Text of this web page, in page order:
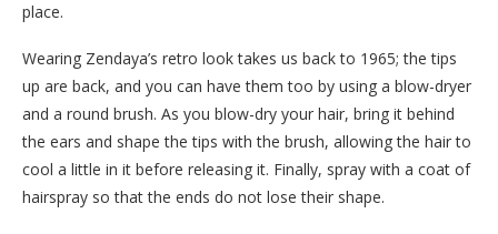
place.
Wearing Zendaya’s retro look takes us back to 1965; the tips
up are back, and you can have them too by using a blow-dryer
and a round brush. As you blow-dry your hair, bring it behind
the ears and shape the tips with the brush, allowing the hair to
cool a little in it before releasing it. Finally, spray with a coat of
hairspray so that the ends do not lose their shape.